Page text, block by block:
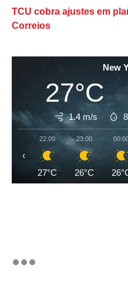
TCU cobra ajustes em
Correios
New
27°C
1.4 m/s
22:00
27°C
23:00
26°C
‹